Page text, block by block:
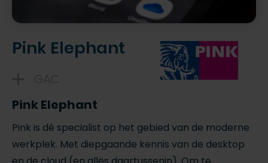
Pink Elephant
Pink Elephant
Pink is dé specialist op het gebied van de moderne
werkplek. Met diepgaande kennis van de desktop